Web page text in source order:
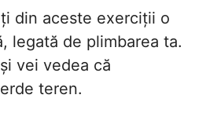
din aceste exerciții o
legată de plimbarea ta.
vei vedea că
teren.